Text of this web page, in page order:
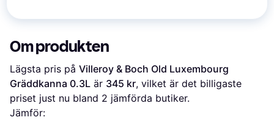
Om produkten
Lägsta pris på Villeroy & Boch Old Luxembourg
Gräddkanna 0.3L är 345 kr, vilket är det billigaste
priset just nu bland 2 jämförda butiker.
Jämför: